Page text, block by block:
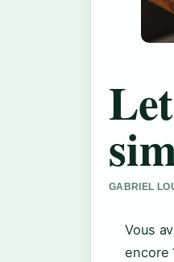
GABRIEL
Vous
encore